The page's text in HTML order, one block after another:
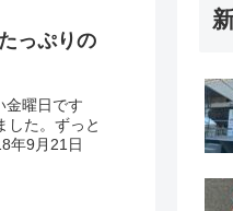
っぷりの
金曜日です
した。ずっと
年9月21日